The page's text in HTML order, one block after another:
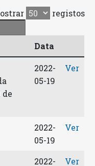
registos
Data
de
2022-
05-19
Ver
2022-
05-19
Ver
2022-
Ver